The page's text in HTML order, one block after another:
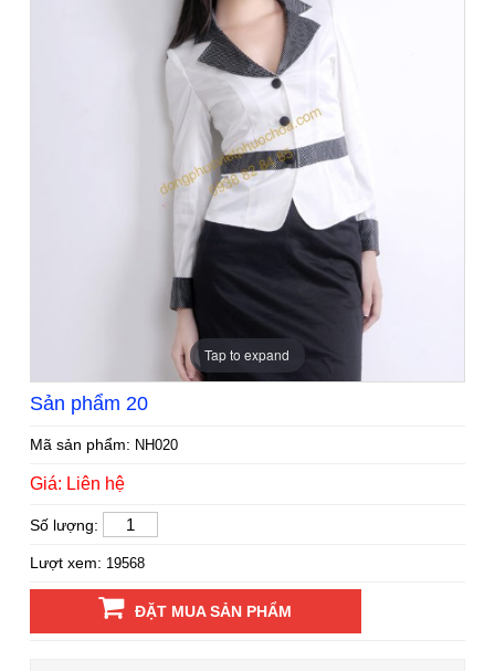
Tap to expand
Sản phẩm 20
Mã sản phẩm: NH020
Giá: Liên hệ
Số lượng:
Lượt xem: 19568
ĐẶT MUA SẢN PHẨM